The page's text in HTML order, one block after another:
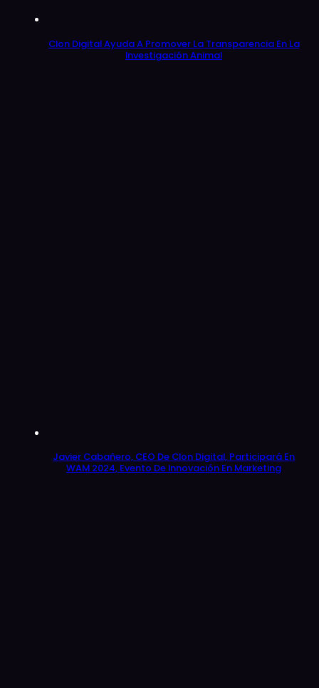
Clon Digital Ayuda A Promover La Transparencia En La
Investigación Animal
Javier Cabañero, CEO De Clon Digital, Participará En
WAM 2024, Evento De Innovación En Marketing